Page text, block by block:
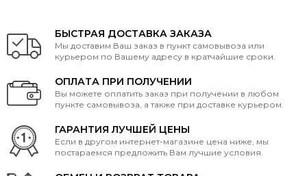
БЫСТРАЯ ДОСТАВКА ЗАКАЗА
Мы доставим Ваш заказ в пункт самовывоза или
курьером по Вашему адресу в кратчайшие сроки.
ОПЛАТА ПРИ ПОЛУЧЕНИИ
Вы можете оплатить заказ при получении в любом
пункте самовывоза, а также при доставке курьером.
ГАРАНТИЯ ЛУЧШЕЙ ЦЕНЫ
Если в другом интернет-магазине цена ниже, мы
постараемся предложить Вам лучшие условия.